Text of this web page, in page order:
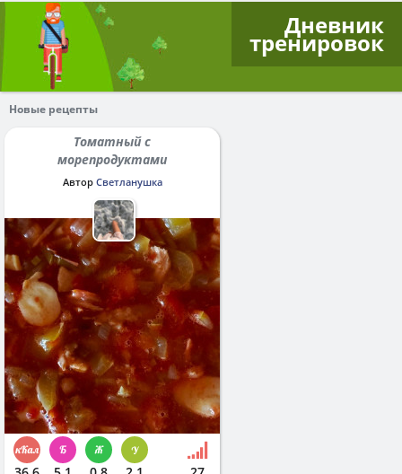
Дневник
тренировок
Новые рецепты
Томатный с
морепродуктами
Автор Светланушка